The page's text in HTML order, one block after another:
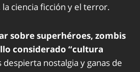
la ciencia ficción y el terror.
sobre superhéroes, zombis
considerado “cultura
despierta nostalgia y ganas de